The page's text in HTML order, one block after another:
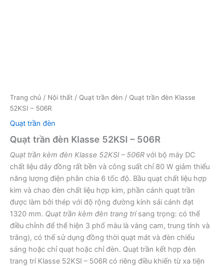
Trang chủ / Nội thất / Quạt trần đèn / Quạt trần đèn Klasse
52KSI – 506R
Quạt trần đèn
Quạt trần đèn Klasse 52KSI – 506R
Quạt trần kèm đèn Klasse 52KSI – 506R với bộ máy DC
chất liệu dây đồng rất bền và công suất chỉ 80 W giảm thiểu
năng lượng điện phân chia 6 tốc độ. Bầu quạt chất liệu hợp
kim và chao đèn chất liệu hợp kim, phần cánh quạt trần
được làm bởi thép với độ rộng đường kính sải cánh đạt
1320 mm. Quạt trần kèm đèn trang trísang trọng: có thể
điều chỉnh để thể hiện 3 phổ màu là vàng cam, trung tính và
trắng), có thể sử dụng đồng thời quạt mát và đèn chiếu
sáng hoặc chỉ quạt hoặc chỉ đèn. Quạt trần kết hợp đèn
trang trí Klasse 52KSI – 506R có riêng điều khiển từ xa tiện